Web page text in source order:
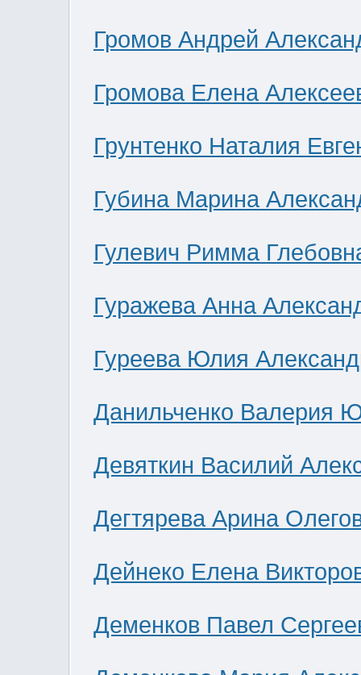
Громов Андрей
Громова Елена
Грунтенко Наталия
Губина Марина
Гулевич Римма
Гуражева Анна
Гуреева Юлия
Данильченко Валерия
Девяткин Василий
Дегтярева Арина
Дейнеко Елена
Деменков Павел